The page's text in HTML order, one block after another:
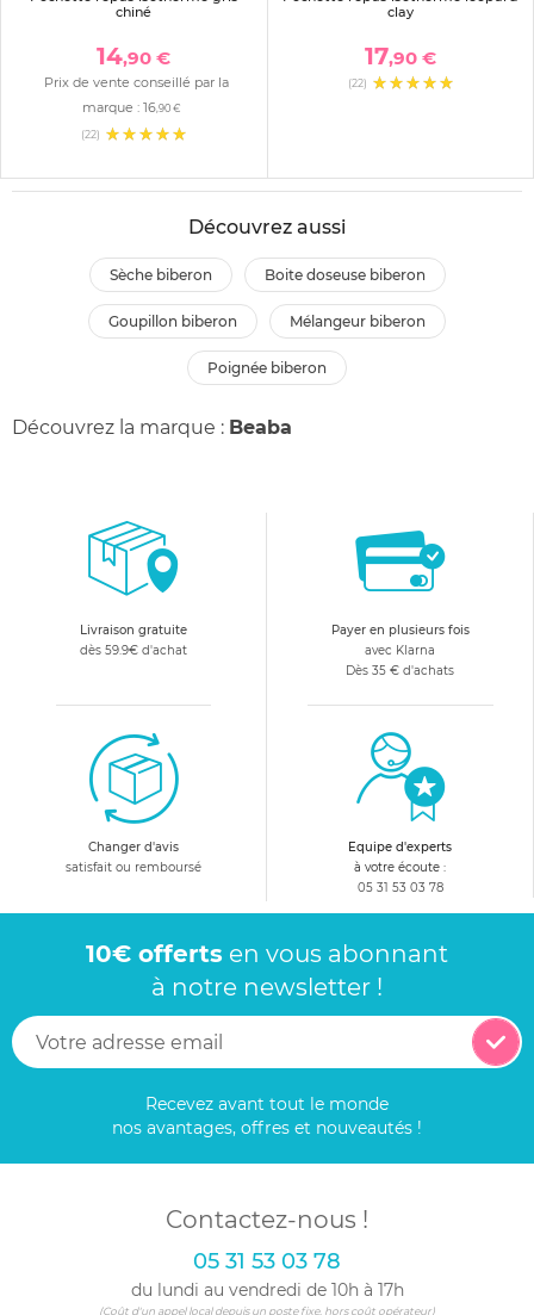
chiné
14,90 €
Prix de vente conseillé par la
marque : 16,90 €
(22)
clay
17,90 €
(22)
Découvrez aussi
sèche biberon boite doseuse biberon
goupillon biberon mélangeur biberon
poignée biberon
Découvrez la marque : Beaba
Livraison gratuite
dès 59.9€ d'achat
Payer en plusieurs fois
avec Klarna
Dès 35 € d'achats
Changer d'avis
satisfait ou remboursé
Equipe d'experts
à votre écoute :
05 31 53 03 78
10€ offerts en vous abonnant
à notre newsletter !
Recevez avant tout le monde
nos avantages, offres et nouveautés !
Contactez-nous !
05 31 53 03 78
du lundi au vendredi de 10h à 17h
(Coût d'un appel local depuis un poste fixe, hors coût opérateur)